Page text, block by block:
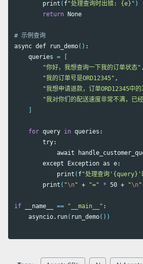
        print
( f"处理查询时出错: {e}" )
return
None
# 示例查询
async def run_demo() :
    queries
=
"你好，我想查询一下我的订单状态" ,
"我的订单号是ORD12345" ,
"我想申请退款，订单ORD12345中
"我对你们的配送速度非常不满，已
for query in queries:
        try:
await
        except Exception as e:
            print
( f"处理查询
        print
( "\n" + "=" * 50 + "\n"
if __name__ == "__main__" :
    asyncio.run
( run_demo())